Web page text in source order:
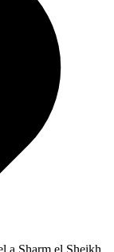
a Sharm el Sheikh